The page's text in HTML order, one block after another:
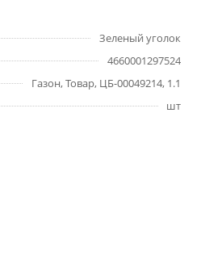
Зеленый уголок
4660001297524
Газон, Товар, ЦБ-00049214, 1.1
шт